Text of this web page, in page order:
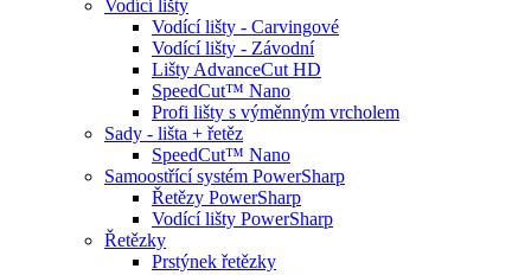
Vodící lišty
Vodící lišty - Carvingové
Vodící lišty - Závodní
Lišty AdvanceCut HD
SpeedCut™ Nano
Profi lišty s výměnným vrcholem
Sady - lišta + řetěz
SpeedCut™ Nano
Samoostřící systém PowerSharp
Řetězy PowerSharp
Vodící lišty PowerSharp
Řetězky
Prstýnek řetězky